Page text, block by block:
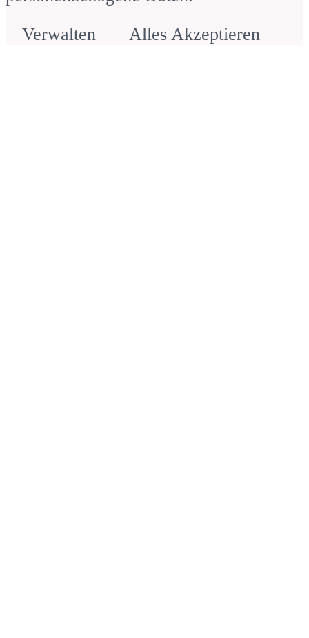
Verwalten
Alles Akzeptieren